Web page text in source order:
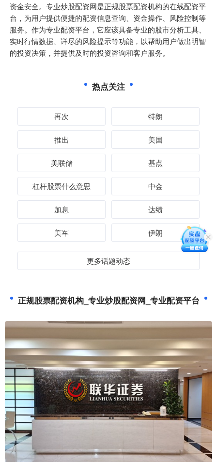
资金安全。专业炒股配资网是正规股票配资机构的在线配资平
台，为用户提供便捷的配资信息查询、资金操作、风险控制等
服务。作为专业配资平台，它应该具备专业的股市分析工具、
实时行情数据、详尽的风险提示等功能，以帮助用户做出明智
的投资决策，并提供及时的投资咨询和客户服务。
热点关注
再次 特朗
推出 美国
美联储 基点
杠杆股票什么意思 中金
加息 达绩
美军 伊朗
更多话题动态
正规股票配资机构_专业炒股配资网_专业配资平台